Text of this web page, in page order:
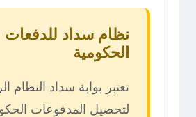
نظام سداد للدفعات
الحكومية
تعتبر بوابة سداد النظام
لتحصيل المدفوعات